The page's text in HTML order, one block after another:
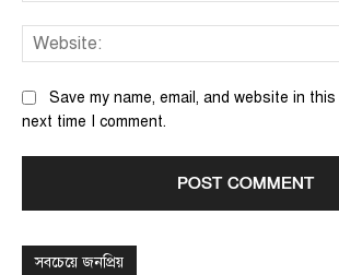
Save my name, email, and website in
next time I comment.
সবচেয়ে জনপ্রিয়